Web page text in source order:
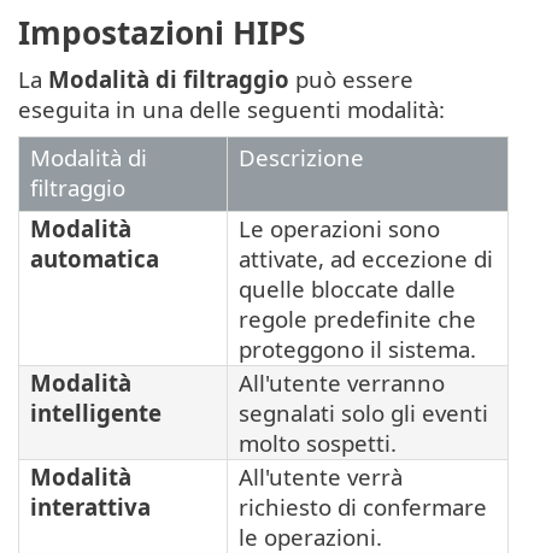
Impostazioni HIPS
La Modalità di filtraggio può essere
eseguita in una delle seguenti modalità:
Modalità di
filtraggio
Descrizione
Modalità
automatica
Le operazioni sono
attivate, ad eccezione di
quelle bloccate dalle
regole predefinite che
proteggono il sistema.
Modalità
intelligente
All'utente verranno
segnalati solo gli eventi
molto sospetti.
Modalità
interattiva
All'utente verrà
richiesto di confermare
le operazioni.